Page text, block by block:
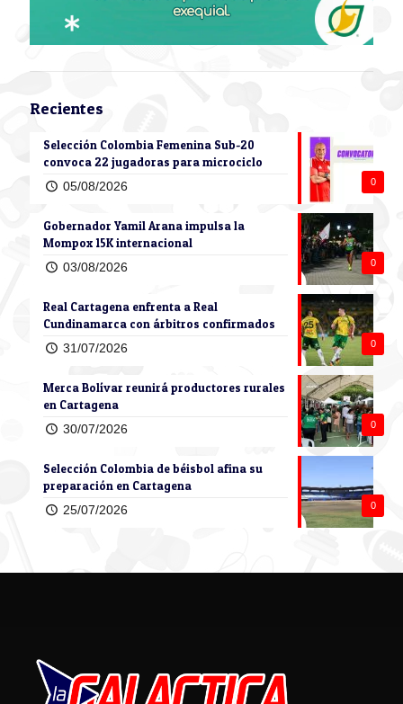
Recientes
0
Selección Colombia Femenina Sub-20
convoca 22 jugadoras para microciclo
05/08/2026
0
Gobernador Yamil Arana impulsa la
Mompox 15K internacional
03/08/2026
0
Real Cartagena enfrenta a Real
Cundinamarca con árbitros confirmados
31/07/2026
0
Merca Bolívar reunirá productores rurales
en Cartagena
30/07/2026
0
Selección Colombia de béisbol afina su
preparación en Cartagena
25/07/2026